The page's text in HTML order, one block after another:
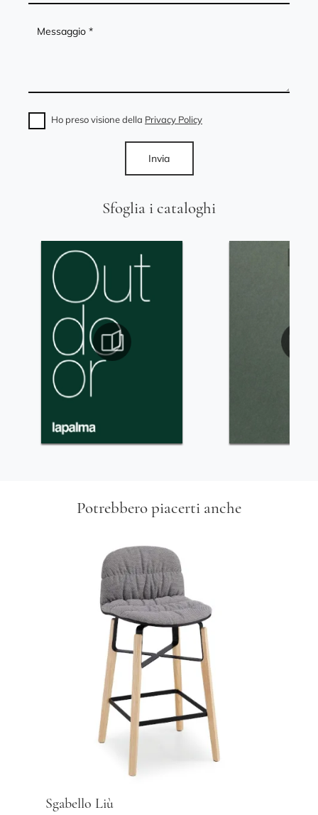
Sfoglia i cataloghi
Ho preso visione della Privacy Policy
Invia
Potrebbero piacerti anche
Sgabello Liù